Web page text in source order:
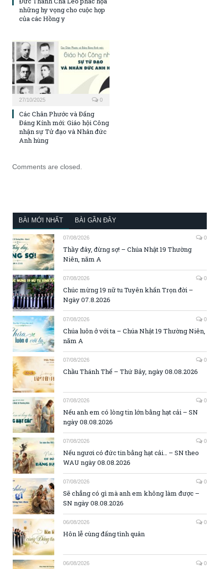
những hy vọng cho cuộc họp
của các Hồng y
27/10/2025 0
Các Chân Phước và Đấng
Đáng Kính mới: Giáo hội Công
nhận sự Tử đạo và Nhân đức
Anh hùng
Comments are closed.
BÀI MỚI NHẤT BÀI GẦN ĐÂY
07/08/2026 0
Thầy đây, đừng sợ! – Chúa Nhật 19 Thường
Niên, năm A
07/08/2026 0
Chúc mừng 19 nữ tu Tuyên khấn Trọn đời –
Ngày 07.8.2026
07/08/2026 0
Chúa luôn ở với ta – Chúa Nhật 19 Thường Niên,
năm A
07/08/2026 0
Chầu Thánh Thể – Thứ Bảy, ngày 08.08.2026
07/08/2026 0
Nếu anh em có lòng tin lớn bằng hạt cải – SN
ngày 08.08.2026
07/08/2026 0
Nếu ngươi có đức tin bằng hạt cải… – SN theo
WAU ngày 08.08.2026
07/08/2026 0
Sẽ chẳng có gì mà anh em không làm được –
SN ngày 08.08.2026
06/08/2026 0
Hôn lễ cùng đấng tình quân
06/08/2026 0